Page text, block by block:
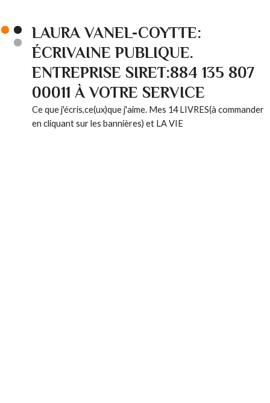
LAURA VANEL-COYTTE:
ÉCRIVAINE PUBLIQUE.
ENTREPRISE SIRET:884 135 807
00011 À VOTRE SERVICE
Ce que j'écris,ce(ux)que j'aime. Mes 14 LIVRES(à commander
en cliquant sur les bannières) et LA VIE